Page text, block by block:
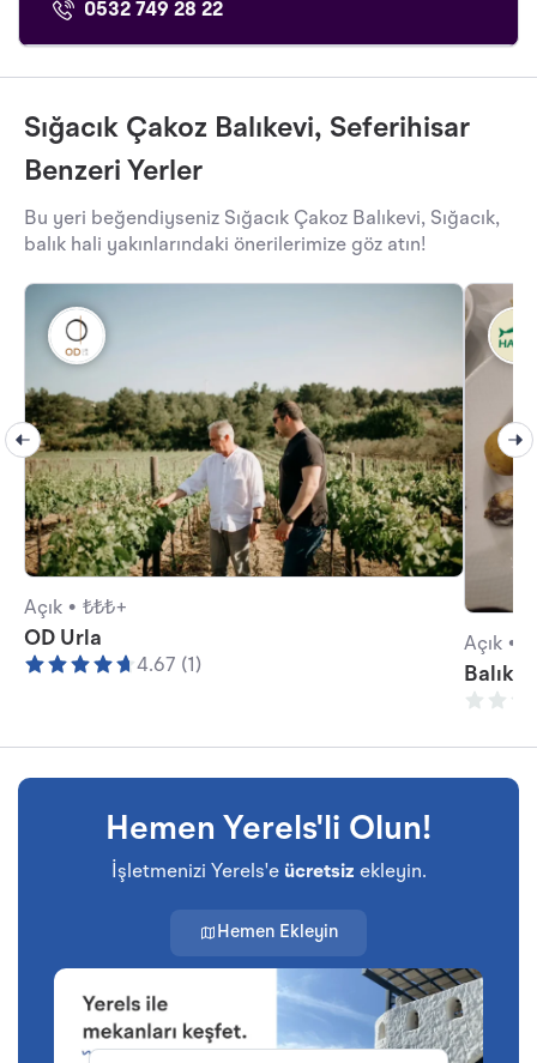
0532 749 28 22
Sığacık Çakoz Balıkevi, Seferihisar
Benzeri Yerler
Bu yeri beğendiyseniz Sığacık Çakoz Balıkevi, Sığacık,
balık hali yakınlarındaki önerilerimize göz atın!
Açık • ₺₺₺+
OD Urla
4.67 (1)
Açık •
Hemen Yerels'li Olun!
İşletmenizi Yerels'e ücretsiz ekleyin.
Hemen Ekleyin